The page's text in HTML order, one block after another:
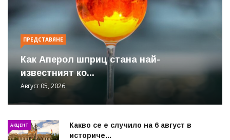
ПРЕДСТАВЯНЕ
Как Аперол шприц стана най-
известният ко...
Август 05, 2026
АКЦЕНТ
Какво се е случило на 6 август в
историче...